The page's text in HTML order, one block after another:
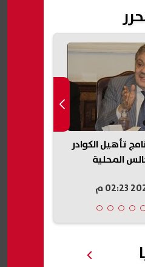
تأهيل الكوادر
المحلية